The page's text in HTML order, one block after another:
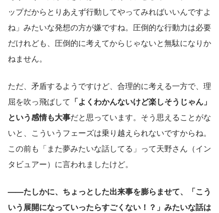
ップだからとりあえず行動してやってみればいいんですよ
ね」みたいな発想の方が嫌ですね。圧倒的な行動力は必要
だけれども、圧倒的に考えてからじゃないと無駄になりか
ねません。
ただ、矛盾するようですけど、合理的に考える一方で、理
屈を吹っ飛ばして 「よくわかんないけど楽しそうじゃん」
という感情も大事だと思っています。そう思えることがな
いと、こういうフェーズは乗り越えられないですからね。
この前も「また夢みたいな話してる」って天野さん（イン
タビュアー）に言われましたけど。
——たしかに、ちょっとした出来事を膨らませて、「こう
いう展開になっていったらすごくない！？」みたいな話は